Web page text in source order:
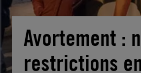
Avortement :
restrictions